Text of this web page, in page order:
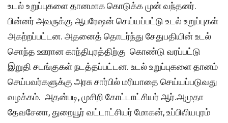
உடல் உறுப்புகளை தானமாக கொடுக்க முன் வந்தனர்.
பின்னர் அவருக்கு ஆபரேஷன் செய்யப்பட்டு உடல் உறுப்புகள்
அகற்றப்பட்டன. அதனைத் தொடர்ந்து சேதுபதியின் உடல்
சொந்த ஊரான காந்திபுரத்திற்கு கொண்டு வரப்பட்டு
இறுதி சடங்குகள் நடத்தப்பட்டன. உடல் உறுப்புகளை தானம்
செய்பவர்களுக்கு அரசு சார்பில் மரியாதை செய்யப்படுவது
வழக்கம். அதன்படி, முசிறி கோட்டாட்சியர் ஆர்.அமுதா
தேவசேனா, துறையூர் வட்டாட்சியர் மோகன், உப்பிலியபுரம்